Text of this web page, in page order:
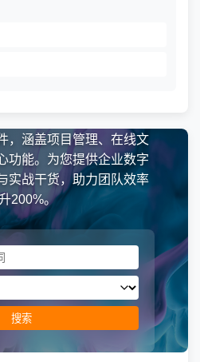
，涵盖项目管理、在线文
功能。为您提供企业数字
实战干货，助力团队效率
200%。
搜索